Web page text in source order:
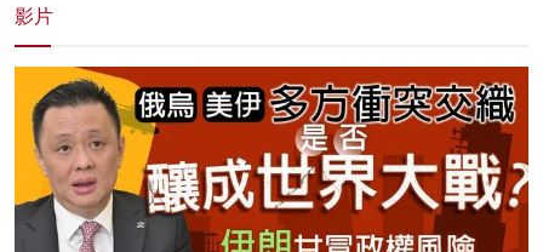
影片